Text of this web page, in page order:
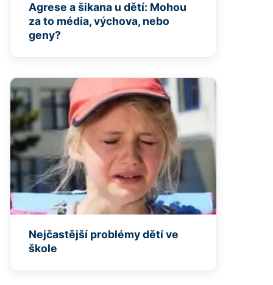
Agrese a šikana u dětí: Mohou
za to média, výchova, nebo
geny?
Nejčastější problémy dětí ve
škole